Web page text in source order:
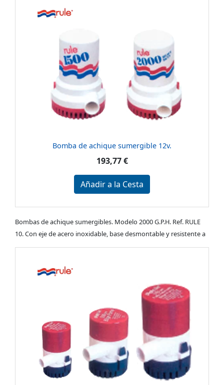
Bomba de achique sumergible 12v.
193,77 €
Añadir a la Cesta
Bombas de achique sumergibles. Modelo 2000 G.P.H. Ref. RULE
10. Con eje de acero inoxidable, base desmontable y resistente a